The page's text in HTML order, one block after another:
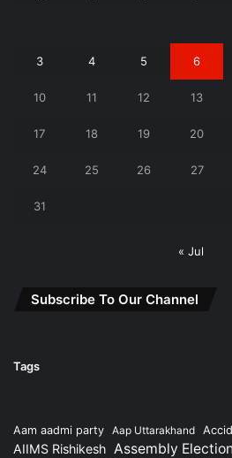
3 4 5 6
10 11 12 13
17 18 19 20
24 25 26 27
31
« Jul
Subscribe To Our Channel
Tags
Aam aadmi party Aap Uttarakhand
AIIMS Rishikesh Assembly